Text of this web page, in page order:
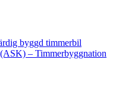
byggd timmerbil
– Timmerbyggnation